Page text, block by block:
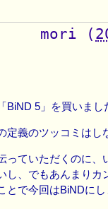
mori (
BiND 5」を買いまし
定義のツッコミはし
っていただくのに、
し、でもあんまりカ
とで今回はBiNDに